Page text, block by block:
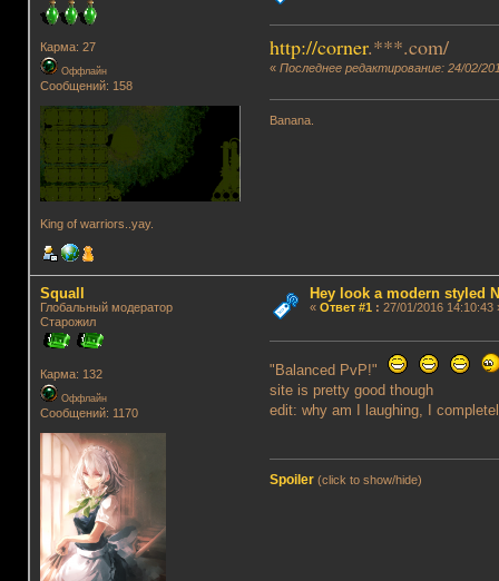
Карма: 27
Оффлайн
Сообщений: 158
King of warriors..yay.
http://corner.***.com/
«Последнее редактирование: 24/02/
Banana.
Squall
Глобальный модератор
Старожил
Карма: 132
Оффлайн
Сообщений: 1170
Hey look a modern styled
« Ответ #1: 27/01/2016 14:10:43
"Balanced PvP!"
site is pretty good though
edit: why am I laughing, I
Spoiler (click to show/hide)